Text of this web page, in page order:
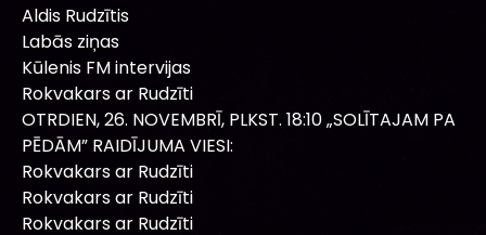
Aldis Rudzītis
Labās ziņas
Kūlenis FM intervijas
Rokvakars ar Rudzīti
OTRDIEN, 26. NOVEMBRĪ, PLKST. 18:10 „SOLĪTAJAM PA
PĒDĀM” RAIDĪJUMA VIESI:
Rokvakars ar Rudzīti
Rokvakars ar Rudzīti
Rokvakars ar Rudzīti